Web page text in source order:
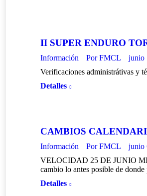
II SUPER ENDURO
Información PorFMCL
junio
Verificaciones administrátivas y
Detalles
CAMBIOS
Información PorFMCL
junio
VELOCIDAD 25 DE JUNIO
cambio lo antes posible de
Detalles